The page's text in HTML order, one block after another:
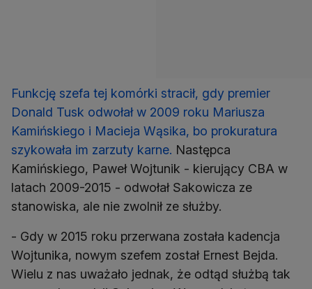
Funkcję szefa tej komórki stracił, gdy premier
Donald Tusk odwołał w 2009 roku Mariusza
Kamińskiego i Macieja Wąsika, bo prokuratura
szykowała im zarzuty karne. Następca
Kamińskiego, Paweł Wojtunik - kierujący CBA w
latach 2009-2015 - odwołał Sakowicza ze
stanowiska, ale nie zwolnił ze służby.
- Gdy w 2015 roku przerwana została kadencja
Wojtunika, nowym szefem został Ernest Bejda.
Wielu z nas uważało jednak, że odtąd służbą tak